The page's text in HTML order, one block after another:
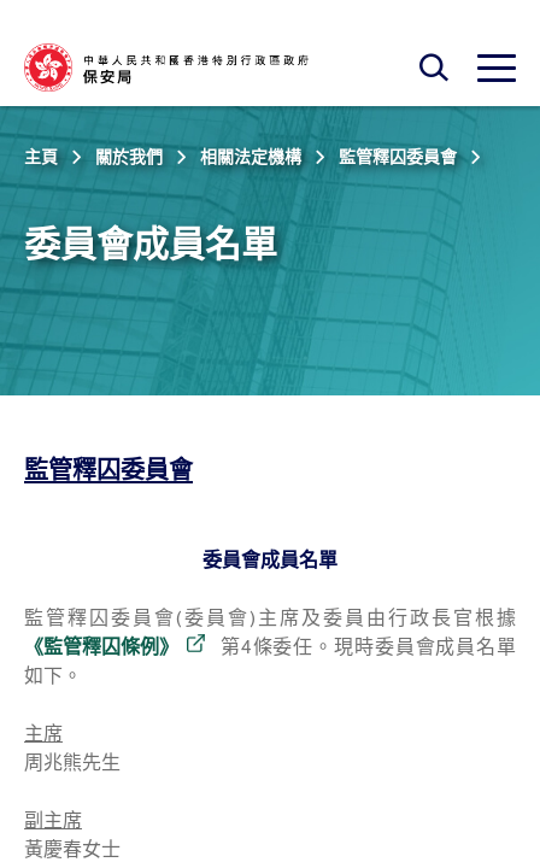
開啟搜尋框
開啟
主頁 關於我們 相關法定機構 監管釋囚委員會
委員會成員名單
監管釋囚委員會
委員會成員名單
監管釋囚委員會(委員會)主席及委員由行政長官根據
《監管釋囚條例》
第4條委任。現時委員會成員名單
如下。
主席
周兆熊先生
副主席
黃慶春女士